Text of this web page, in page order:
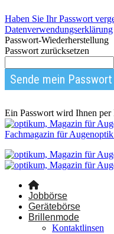
Haben Sie Ihr Passwort
Datenverwendungserklärung
Passwort-Wiederherstellung
Passwort zurücksetzen
Ein Passwort wird Ihnen per
Fachmagazin für
Jobbörse
Gerätebörse
Brillenmode
Kontaktlinsen